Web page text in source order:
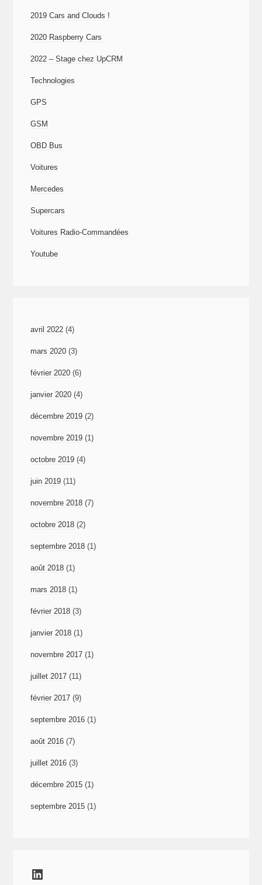
2019 Cars and Clouds !
2020 Raspberry Cars
2022 – Stage chez UpCRM
Technologies
GPS
GSM
OBD Bus
Voitures
Mercedes
Supercars
Voitures Radio-Commandées
Youtube
avril 2022 (4)
mars 2020 (3)
février 2020 (6)
janvier 2020 (4)
décembre 2019 (2)
novembre 2019 (1)
octobre 2019 (4)
juin 2019 (11)
novembre 2018 (7)
octobre 2018 (2)
septembre 2018 (1)
août 2018 (1)
mars 2018 (1)
février 2018 (3)
janvier 2018 (1)
novembre 2017 (1)
juillet 2017 (11)
février 2017 (9)
septembre 2016 (1)
août 2016 (7)
juillet 2016 (3)
décembre 2015 (1)
septembre 2015 (1)
LinkedIn